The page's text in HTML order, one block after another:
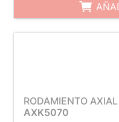
RODAMIENTO
AXK5070